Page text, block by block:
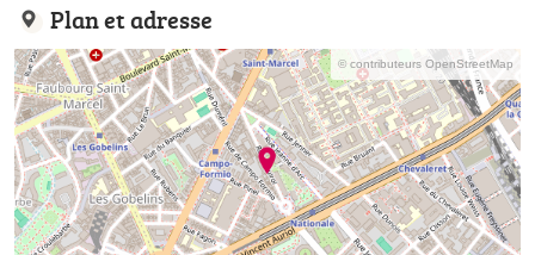
Plan et adresse
© contributeurs OpenStreetMap